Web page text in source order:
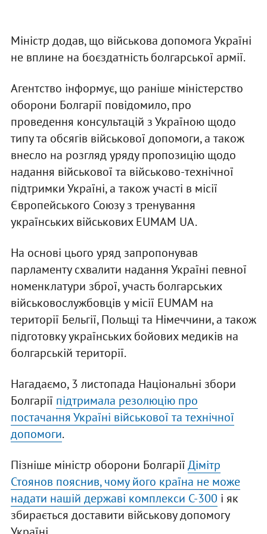
Міністр додав, що військова допомога Україні
не вплине на боєздатність болгарської армії.
Агентство інформує, що раніше міністерство
оборони Болгарії повідомило, про
проведення консультацій з Україною щодо
типу та обсягів військової допомоги, а також
внесло на розгляд уряду пропозицію щодо
надання військової та військово-технічної
підтримки Україні, а також участі в місії
Європейського Союзу з тренування
українських військових EUMAM UA.
На основі цього уряд запропонував
парламенту схвалити надання Україні певної
номенклатури зброї, участь болгарських
військовослужбовців у місії EUMAM на
території Бельгії, Польщі та Німеччини, а також
підготовку українських бойових медиків на
болгарській території.
Нагадаємо, 3 листопада Національні збори
Болгарії підтримала резолюцію про
постачання Україні військової та технічної
допомоги.
Пізніше міністр оборони БолгаріїДімітр
Стоянов пояснив, чому його країна не може
надати нашій державі комплекси С-300 і як
збирається доставити військову допомогу